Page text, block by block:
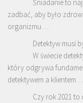
Śniadanie to
zadbać, aby było
organizmu. …
Detektyw musi
W świecie
który odgrywa
detektywem a klientem.
Czy rok 2021 to